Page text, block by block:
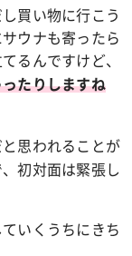
買い物に行こう
ウナも寄ったら
るんですけど、
たりしますね
思われることが
初対面は緊張し
いくうちにきち